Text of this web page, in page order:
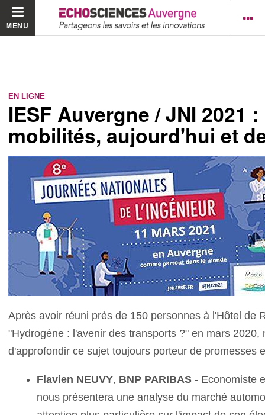
MENU
EN LIGNE
IESF Auvergne / JNI 2021
mobilités, aujourd'hui et
Après avoir réuni près de 150 personnes à l'Hôtel de
"Hydrogène : l'avenir des transports ?" en mars
d'approfondir ce sujet toujours porteur de promesses
Flavien NEUVY, BNP PARIBAS - Economiste
nous présentera une analyse du marché